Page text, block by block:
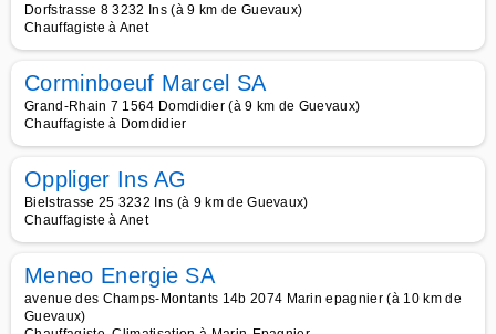
Dorfstrasse 8 3232 Ins (à 9 km de Guevaux)
Chauffagiste à Anet
Corminboeuf Marcel SA
Grand-Rhain 7 1564 Domdidier (à 9 km de Guevaux)
Chauffagiste à Domdidier
Oppliger Ins AG
Bielstrasse 25 3232 Ins (à 9 km de Guevaux)
Chauffagiste à Anet
Meneo Energie SA
avenue des Champs-Montants 14b 2074 Marin epagnier (à 10 km de
Guevaux)